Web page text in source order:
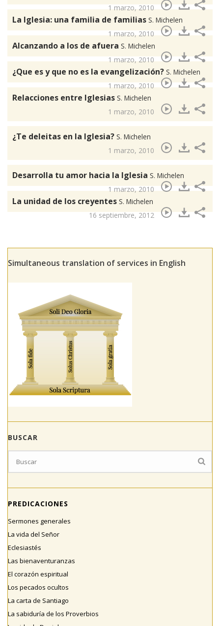
1 marzo, 2010
La Iglesia: una familia de familias S. Michelen
1 marzo, 2010
Alcanzando a los de afuera S. Michelen
1 marzo, 2010
¿Que es y que no es la evangelización? S. Michelen
1 marzo, 2010
Relacciones entre Iglesias S. Michelen
1 marzo, 2010
¿Te deleitas en la Iglesia? S. Michelen
1 marzo, 2010
Desarrolla tu amor hacia la Iglesia S. Michelen
1 marzo, 2010
La unidad de los creyentes S. Michelen
16 septiembre, 2012
Simultaneous translation of services in English
BUSCAR
PREDICACIONES
Sermones generales
La vida del Señor
Eclesiastés
Las bienaventuranzas
El corazón espiritual
Los pecados ocultos
La carta de Santiago
La sabiduría de los Proverbios